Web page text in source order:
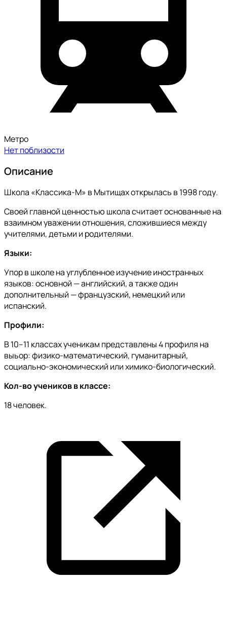
Метро
Нет поблизости
Описание
Школа «Классика-М» в Мытищах открылась в 1998 году.
Своей главной ценностью школа считает основанные на
взаимном уважении отношения, сложившиеся между
учителями, детьми и родителями.
Языки:
Упор в школе на углубленное изучение иностранных
языков: основной — английский, а также один
дополнительный — французский, немецкий или
испанский.
Профили:
В 10–11 классах ученикам представлены 4 профиля на
выьор: физико-математический, гуманитарный,
социально-экономический или химико-биологический.
Кол-во учеников в классе:
18 человек.